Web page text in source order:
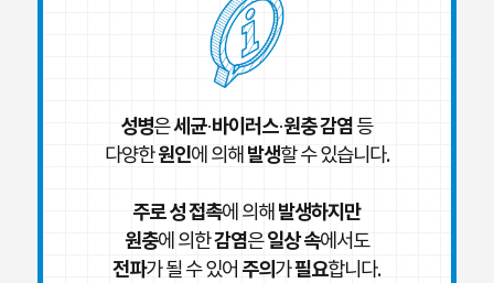
성병은세균·바이러스·원충 감염 등
다양한원인에 의해 발생할 수 있습니다.
주로 성 접촉에 의해 발생하지만
원충에 의한감염은일상 속에서도
전파가 될 수 있어 주의가필요합니다.